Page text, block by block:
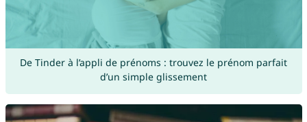
De Tinder à l’appli de prénoms : trouvez le prénom parfait
d’un simple glissement